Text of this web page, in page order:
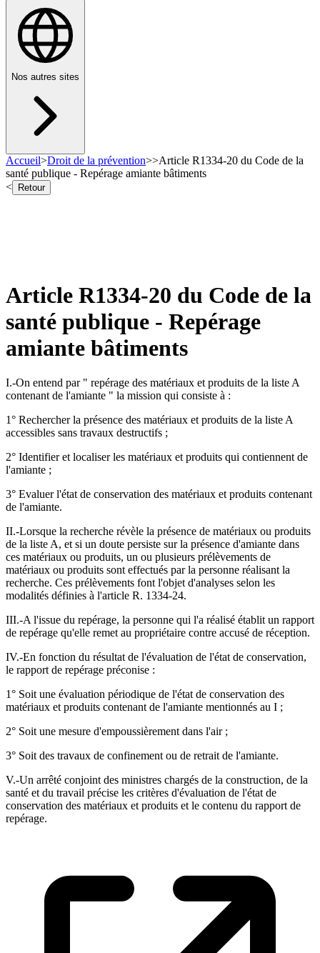
Nos autres sites
Accueil>Droit de la prévention>>Article R1334-20 du Code de la
santé publique - Repérage amiante bâtiments
<
Retour
Article R1334-20 du Code de la
santé publique - Repérage
amiante bâtiments
I.-On entend par " repérage des matériaux et produits de la liste A
contenant de l'amiante " la mission qui consiste à :
1° Rechercher la présence des matériaux et produits de la liste A
accessibles sans travaux destructifs ;
2° Identifier et localiser les matériaux et produits qui contiennent de
l'amiante ;
3° Evaluer l'état de conservation des matériaux et produits contenant
de l'amiante.
II.-Lorsque la recherche révèle la présence de matériaux ou produits
de la liste A, et si un doute persiste sur la présence d'amiante dans
ces matériaux ou produits, un ou plusieurs prélèvements de
matériaux ou produits sont effectués par la personne réalisant la
recherche. Ces prélèvements font l'objet d'analyses selon les
modalités définies à l'article R. 1334-24.
III.-A l'issue du repérage, la personne qui l'a réalisé établit un rapport
de repérage qu'elle remet au propriétaire contre accusé de réception.
IV.-En fonction du résultat de l'évaluation de l'état de conservation,
le rapport de repérage préconise :
1° Soit une évaluation périodique de l'état de conservation des
matériaux et produits contenant de l'amiante mentionnés au I ;
2° Soit une mesure d'empoussièrement dans l'air ;
3° Soit des travaux de confinement ou de retrait de l'amiante.
V.-Un arrêté conjoint des ministres chargés de la construction, de la
santé et du travail précise les critères d'évaluation de l'état de
conservation des matériaux et produits et le contenu du rapport de
repérage.